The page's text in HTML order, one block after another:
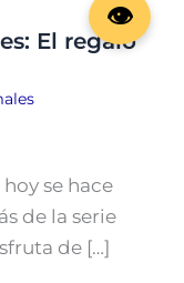
El regalo
se hace
de la serie
de […]